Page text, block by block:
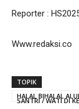
Reporter :
Www.redaksi.co
TOPIK
HALAL BIHALAL
SANTRI / WATI DI